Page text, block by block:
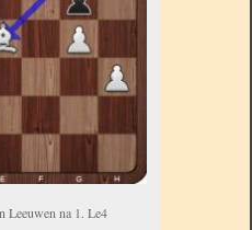
Leeuwen na 1. Le4